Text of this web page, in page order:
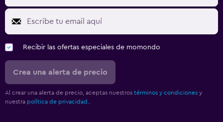
Recibir las ofertas especiales de momondo
Crea una alerta de precio
Al crear una alerta de precio, aceptas nuestros términos y condiciones y
nuestra política de privacidad.